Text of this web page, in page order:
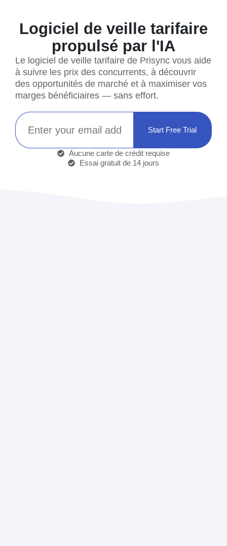
Logiciel de veille tarifaire
propulsé par l'IA
Le logiciel de veille tarifaire de Prisync vous aide
à suivre les prix des concurrents, à découvrir
des opportunités de marché et à maximiser vos
marges bénéficiaires — sans effort.
Start Free Trial
Aucune carte de crédit requise
Essai gratuit de 14 jours